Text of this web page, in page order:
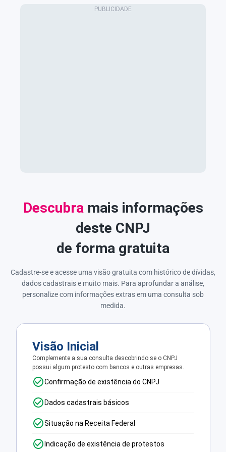
Descubra mais informações
deste CNPJ
de forma gratuita
Cadastre-se e acesse uma visão gratuita com histórico de dívidas,
dados cadastrais e muito mais. Para aprofundar a análise,
personalize com informações extras em uma consulta sob
medida.
Visão Inicial
Complemente a sua consulta descobrindo se o CNPJ
possui algum protesto com bancos e outras empresas.
Confirmação de existência do CNPJ
Dados cadastrais básicos
Situação na Receita Federal
Indicação de existência de protestos